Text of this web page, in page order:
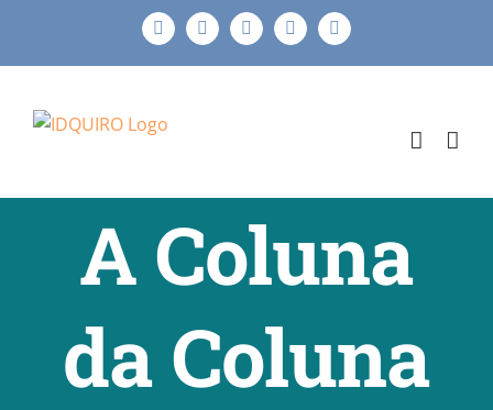
o
FacebookInstagram
X LinkedIn
E-
A Coluna
da Coluna